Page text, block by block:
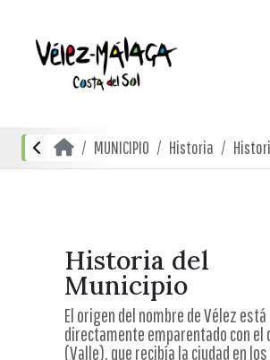
El municipio
Mapa interactivo
Localidades
Localidades
DESCUBRE
De compras
Restauración
Gastronomía local
Noticias
RECURSOS
Vídeos promocionales
Documentación
MUNICIPIO Historia
Historia del
Municipio
El origen del nombre de Vélez está
directamente emparentado con el
(Valle), que recibía la ciudad en